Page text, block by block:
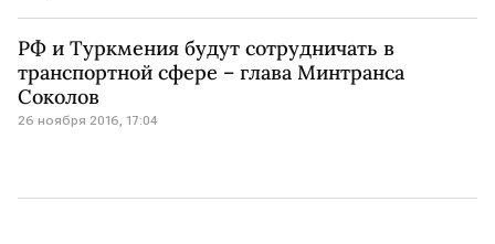
РФ и Туркмения будут сотрудничать в
транспортной сфере – глава Минтранса
Соколов
26 ноября 2016, 17:04